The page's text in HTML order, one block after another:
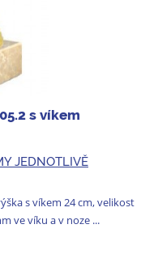
s víkem
JEDNOTLIVĚ
s víkem 24 cm, velikost
ve víku a v noze ...